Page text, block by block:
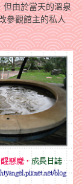
但由於當天的溫泉
參觀館主的私人